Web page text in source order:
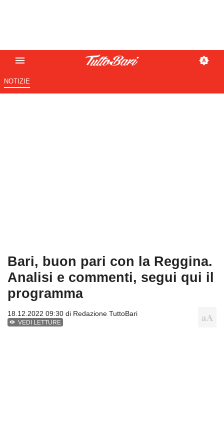
NOTIZIE
Bari, buon pari con la Reggina.
Analisi e commenti, segui qui il
programma
18.12.2022 09:30 di Redazione TuttoBari
VEDI LETTURE